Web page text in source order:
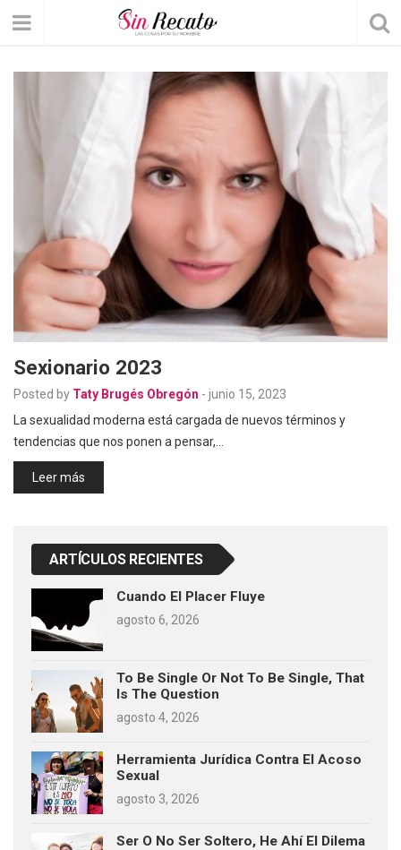
Sexionario 2023
Posted by Taty Brugés Obregón - junio 15, 2023
La sexualidad moderna está cargada de nuevos términos y
tendencias que nos ponen a pensar,…
Leer más
ARTÍCULOS RECIENTES
Cuando El Placer Fluye
agosto 6, 2026
To Be Single Or Not To Be Single, That
Is The Question
agosto 4, 2026
Herramienta Jurídica Contra El Acoso
Sexual
agosto 3, 2026
Ser O No Ser Soltero, He Ahí El Dilema